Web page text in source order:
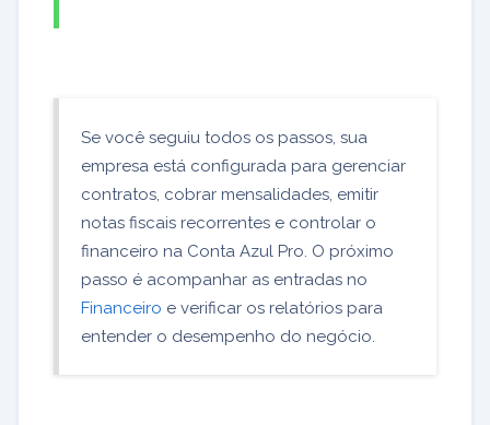
Se você seguiu todos os passos, sua
empresa está configurada para gerenciar
contratos, cobrar mensalidades, emitir
notas fiscais recorrentes e controlar o
financeiro na Conta Azul Pro. O próximo
passo é acompanhar as entradas no
Financeiro e verificar os relatórios para
entender o desempenho do negócio.